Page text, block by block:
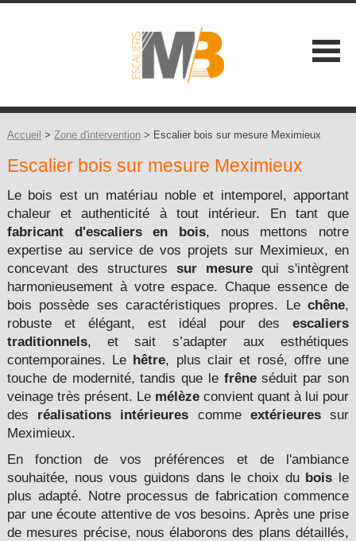
NOS ATOUTS
NOS GAMMES
Les Classiques +
Les Contemporains +
Les Balustrades +
Les Extérieures
Les Design +
CONSEILS
CONTACT
Accueil > Zone d'intervention> Escalier bois sur mesure Meximieux
Escalier bois sur mesure Meximieux
Le bois est un matériau noble et intemporel, apportant
chaleur et authenticité à tout intérieur. En tant que
fabricant d'escaliers en bois, nous mettons notre
expertise au service de vos projets sur Meximieux, en
concevant des structures sur mesure qui s'intègrent
harmonieusement à votre espace. Chaque essence de
bois possède ses caractéristiques propres. Lechêne,
robuste et élégant, est idéal pour desescaliers
traditionnels, et sait s’adapter aux esthétiques
contemporaines. Le hêtre, plus clair et rosé, offre une
touche de modernité, tandis que le frêneséduit par son
veinage très présent. Le mélèzeconvient quant à lui pour
des réalisations intérieures comme extérieuressur
Meximieux.
En fonction de vos préférences et de l'ambiance
souhaitée, nous vous guidons dans le choix du bois le
plus adapté. Notre processus de fabrication commence
par une écoute attentive de vos besoins. Après une prise
de mesures précise, nous élaborons des plans détaillés,